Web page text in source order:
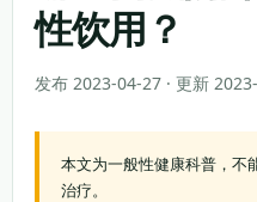
性饮用？
发布 2023-04-27 · 更新
本文为一般性健康科普，不
治疗。